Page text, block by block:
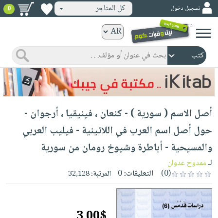
ورقية
المواضيع
صدر
حديثاً
الأكثر
مبيعاً
جوائز
شحن
مخفض
عروض
خاصة
صفحات
مشوقة
كتب
الكترونية
الرئيسية
صدر
حديثاً
الأكثر
مبيعاً
كتب
مجانية
كتب
صوتية
الصفحة
الرئيسية
masmu3
بلا
حدود
أطفال
وناشئة
الصفحةوسائل
تسجيل دخول كل المتاجر 0
أصل الاسم ( سورية ) - كنعان ، فينيقيا ، أرجوان -
حول أصل اسم العرب في اللاتينية - فيليب العربي
والمسيحية - أباطرة وشيوخ رومان من سورية
لـممدوح عدوان
(0)
التعليقات:0 المرتبة:32,128